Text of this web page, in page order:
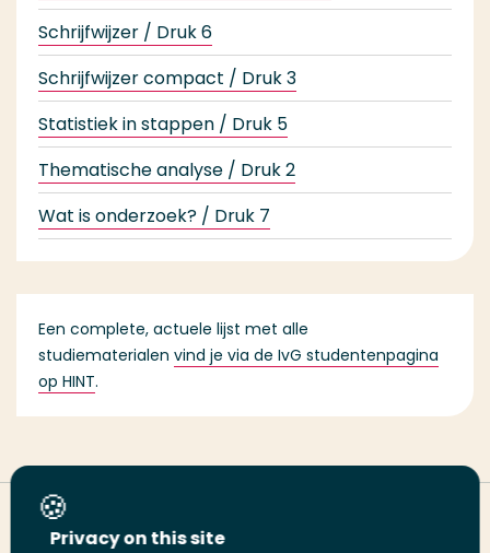
Schrijfwijzer / Druk 6
Schrijfwijzer compact / Druk 3
Statistiek in stappen / Druk 5
Thematische analyse / Druk 2
Wat is onderzoek? / Druk 7
Een complete, actuele lijst met alle
studiematerialen vind je via de IvG studentenpagina
op HINT.
Deel deze pagina
Privacy on this site